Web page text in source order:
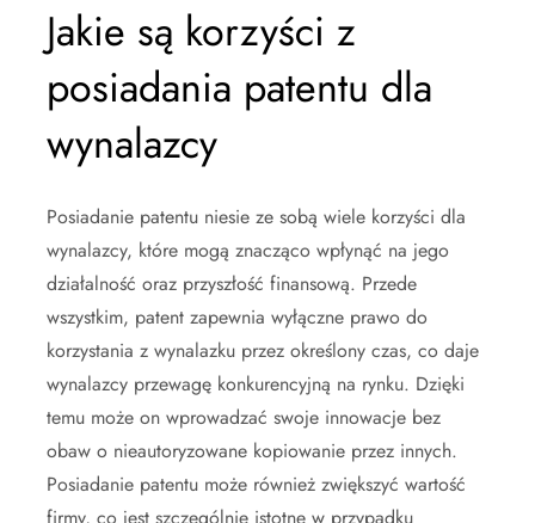
Jakie są korzyści z
posiadania patentu dla
wynalazcy
Posiadanie patentu niesie ze sobą wiele korzyści dla
wynalazcy, które mogą znacząco wpłynąć na jego
działalność oraz przyszłość finansową. Przede
wszystkim, patent zapewnia wyłączne prawo do
korzystania z wynalazku przez określony czas, co daje
wynalazcy przewagę konkurencyjną na rynku. Dzięki
temu może on wprowadzać swoje innowacje bez
obaw o nieautoryzowane kopiowanie przez innych.
Posiadanie patentu może również zwiększyć wartość
firmy, co jest szczególnie istotne w przypadku